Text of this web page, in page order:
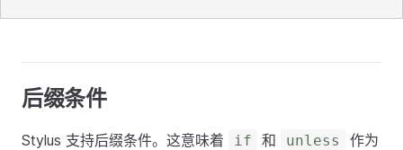
后缀条件
Stylus 支持后缀条件。这意味着 if 和 unless
作为